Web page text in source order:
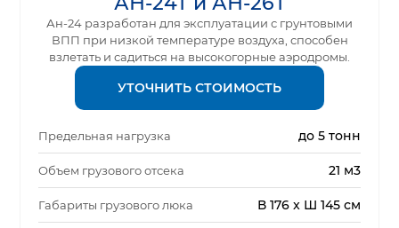
Ан-24 разработан для эксплуатации с грунтовыми
ВПП при низкой температуре воздуха, способен
взлетать и садиться на высокогорные аэродромы.
УТОЧНИТЬ СТОИМОСТЬ
Предельная нагрузка до 5 тонн
Объем грузового отсека 21 м3
Габариты грузового люка В 176 x Ш 145 см